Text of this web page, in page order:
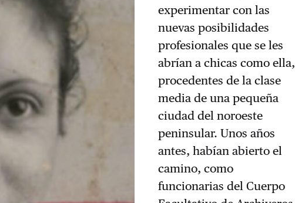
experimentar con las
nuevas posibilidades
profesionales que se les
abrían a chicas como ella,
procedentes de la clase
media de una pequeña
ciudad del noroeste
peninsular. Unos años
antes, habían abierto el
camino, como
funcionarias del Cuerpo